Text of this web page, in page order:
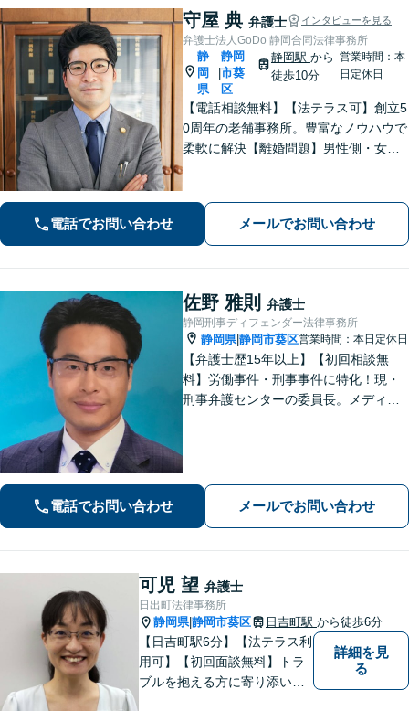
守屋 典 弁護士 インタビューを見る
弁護士法人GoDo 静岡合同法律事務所
静
岡
県
|
静岡
市葵
区
静岡駅 から
徒歩10分
営業時間：本
日定休日
【電話相談無料】【法テラス可】創立5
0周年の老舗事務所。豊富なノウハウで
柔軟に解決【離婚問題】男性側・女性
対応【借金・債務整理】個人・法人と
もに相談可【静岡駅10分】
電話でお問い合わせ メールでお問い合わせ
佐野 雅則 弁護士
静岡刑事ディフェンダー法律事務所
静岡県|静岡市葵区営業時間：本日定休日
【弁護士歴15年以上】【初回相談無
料】労働事件・刑事事件に特化！現・
刑事弁護センターの委員長。メディア
電話でお問い合わせ メールでお問い合わせ
可児 望 弁護士
日出町法律事務所
静岡県|静岡市葵区 日吉町駅 から徒歩6分
【日吉町駅6分】【法テラス利
用可】【初回面談無料】トラ
ブルを抱える方に寄り添い、
詳細を見
る